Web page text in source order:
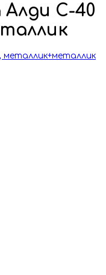
Алди С-40